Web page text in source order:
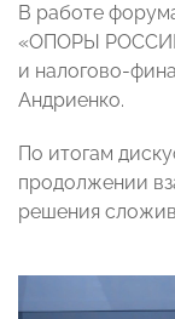
В работе
«ОПОРЫ
и налогово-
Андриенко.
По итогам
продолжении
решения